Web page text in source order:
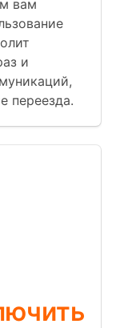
вам
и
переезда.